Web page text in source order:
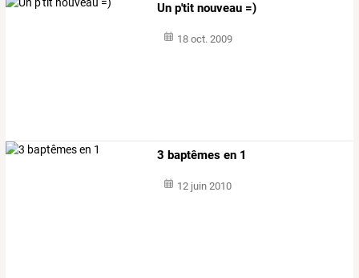
Un p'tit nouveau =)
18 oct. 2009
3 baptêmes en 1
12 juin 2010